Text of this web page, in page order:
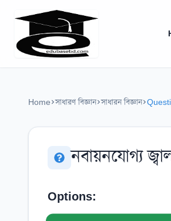
Home সাধারণ বিজ্ঞান সাধারন বিজ্ঞান
নবায়নযোগ্য
Options: